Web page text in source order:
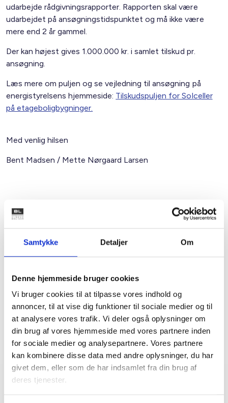
Samtykke Detaljer Om
Denne hjemmeside bruger cookies
Vi bruger cookies til at tilpasse vores indhold og
annoncer, til at vise dig funktioner til sociale medier og til
at analysere vores trafik. Vi deler også oplysninger om
din brug af vores hjemmeside med vores partnere inden
for sociale medier og analysepartnere. Vores partnere
kan kombinere disse data med andre oplysninger, du har
givet dem, eller som de har indsamlet fra din brug af
deres tjenester.
udarbejde rådgivningsrapporter. Rapporten skal være
udarbejdet på ansøgningstidspunktet og må ikke være
mere end 2 år gammel.
Der kan højest gives 1.000.000 kr. i samlet tilskud pr.
ansøgning.
Læs mere om puljen og se vejledning til ansøgning på
energistyrelsens hjemmeside: Tilskudspuljen for Solceller
på etageboligbygninger.
Med venlig hilsen
Bent Madsen / Mette Nørgaard Larsen
Kontakt
Mette Nørgaard
Larsen
Juridisk konsulent
Mail: mel@bl.dk
Relateret indhold